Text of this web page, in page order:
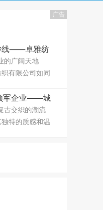
广告
线——卓雅纺
`广阔天地
有限公司如同
得了业界的广
成立以来，卓
创新、品质、
现代化纺织企
根纱线都凝聚
军企业——城
大耀领布平
交织的潮流
特的质感和温
伦比的时尚气
城南纺织品